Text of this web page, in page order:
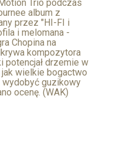
Trio podczas
album z
przez "HI-FI i
i melomana -
Chopina na
kompozytora
potencjał drzemie w
wielkie bogactwo
guzikowy
ocenę. (WAK)